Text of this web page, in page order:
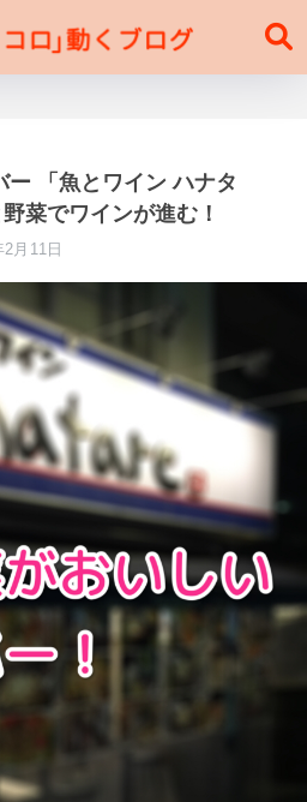
ー 「魚とワイン ハナタ
菜でワインが進む！
月11日